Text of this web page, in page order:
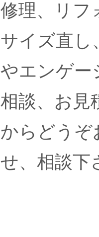
修理、リフ
サイズ直し
やエンゲー
相談、お見
からどうぞ
せ、相談下